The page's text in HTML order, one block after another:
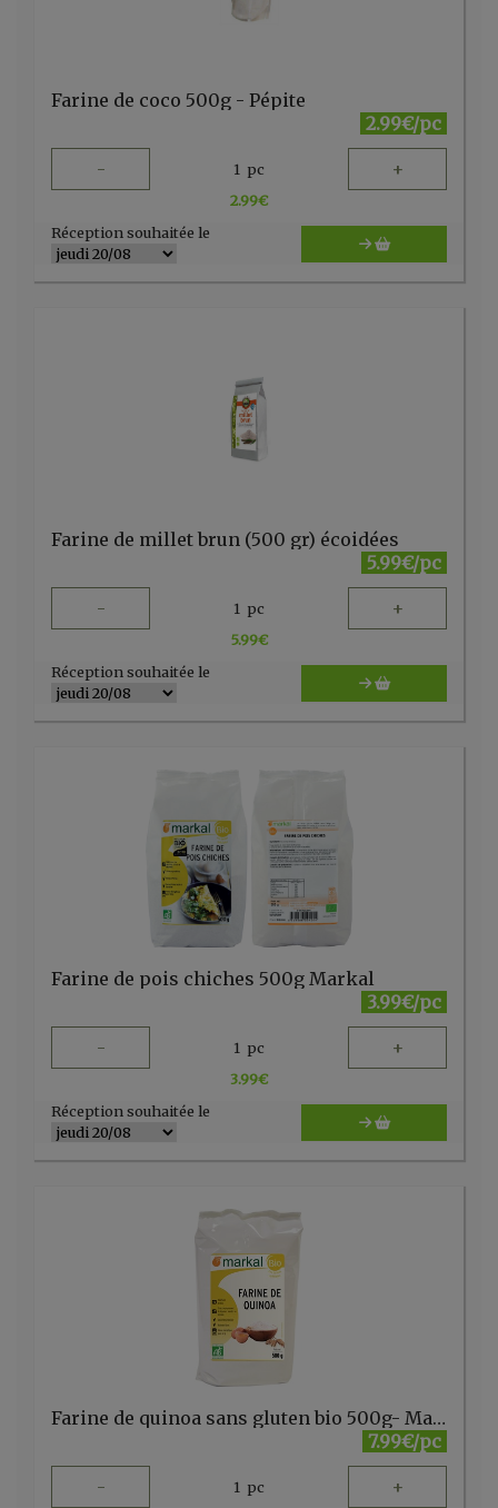
Farine de coco 500g - Pépite
2.99€/pc
- 1 pc +
2.99€
Réception souhaitée le
Farine de millet brun (500 gr) écoidées
5.99€/pc
- 1 pc +
5.99€
Réception souhaitée le
Farine de pois chiches 500g Markal
3.99€/pc
- 1 pc +
3.99€
Réception souhaitée le
Farine de quinoa sans gluten bio 500g- Markal
7.99€/pc
- 1 pc +